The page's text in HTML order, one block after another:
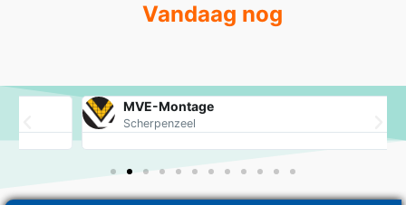
Vandaag nog
MVE-Montage
Scherpenzeel